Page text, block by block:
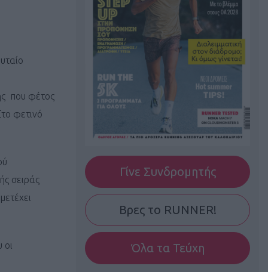
που φέτος
φετινό
σειράς
Γίνε Συνδρομητής
Βρες το RUNNER!
Όλα τα Τεύχη